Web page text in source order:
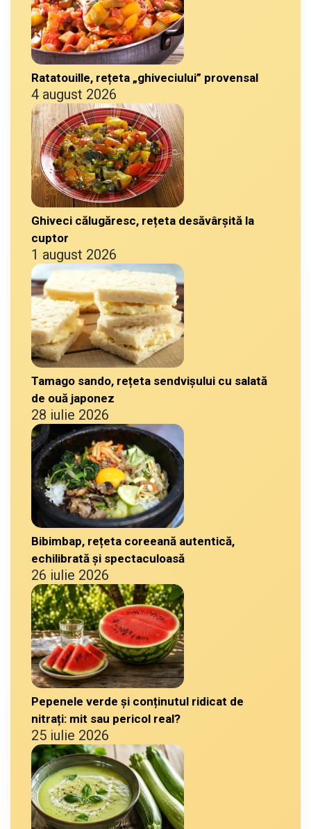
Ratatouille, rețeta „ghiveciului” provensal
4 august 2026
Ghiveci călugăresc, rețeta desăvârșită la
cuptor
1 august 2026
Tamago sando, rețeta sendvișului cu salată
de ouă japonez
28 iulie 2026
Bibimbap, rețeta coreeană autentică,
echilibrată și spectaculoasă
26 iulie 2026
Pepenele verde și conținutul ridicat de
nitrați: mit sau pericol real?
25 iulie 2026